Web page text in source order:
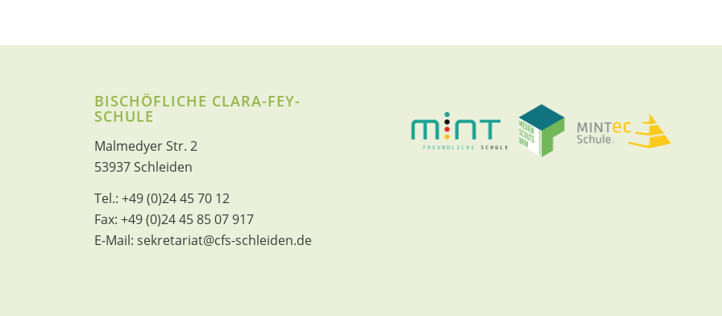
BISCHÖFLICHE CLARA-FEY-
SCHULE
Malmedyer Str. 2
53937 Schleiden
Tel.:+49 (0)24 45 70 12
Fax:+49 (0)24 45 85 07 917
E-Mail:sekretariat@cfs-schleiden.de